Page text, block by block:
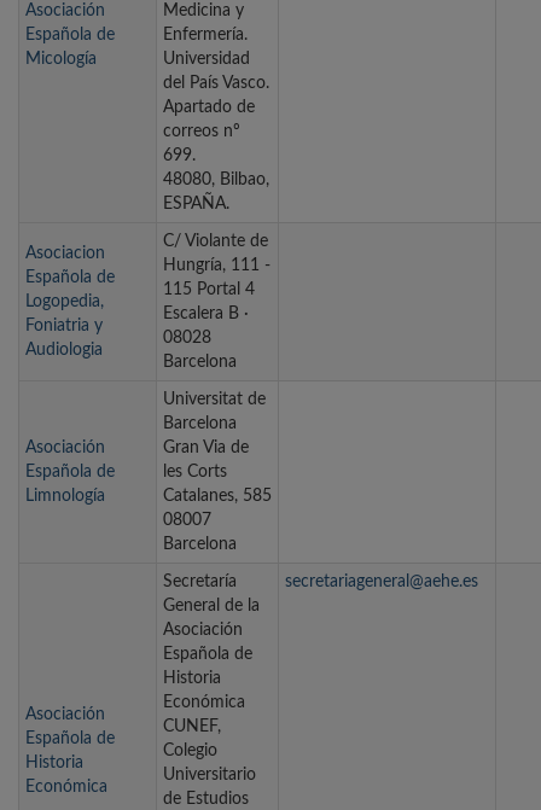
Asociación
Española de
Micología
Medicina y
Enfermería.
Universidad
del País Vasco.
Apartado de
correos nº
699.
48080, Bilbao,
ESPAÑA.
Asociacion
Española de
Logopedia,
Foniatria y
Audiologia
C/ Violante de
Hungría, 111 -
115 Portal 4
Escalera B ·
08028
Barcelona
Asociación
Española de
Limnología
Universitat de
Barcelona
Gran Via de
les Corts
Catalanes, 585
08007
Barcelona
Asociación
Española de
Historia
Económica
Secretaría
General de la
Asociación
Española de
Historia
Económica
CUNEF,
Colegio
Universitario
de Estudios
secretariageneral@aehe.es